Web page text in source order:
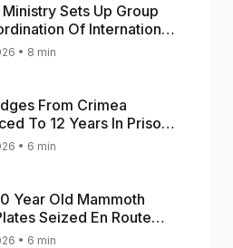
Sets Up Group
Of International
Restoration Of
• 8 min
From Crimea
To 12 Years In Prison
• 6 min
Year Old Mammoth
Seized En Route
To Bulgaria
• 6 min